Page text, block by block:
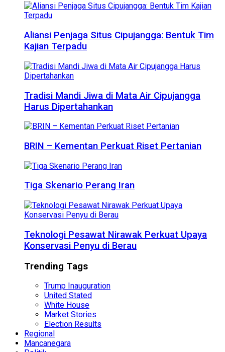
Aliansi Penjaga Situs Cipujangga: Bentuk Tim
Kajian Terpadu
Tradisi Mandi Jiwa di Mata Air Cipujangga
Harus Dipertahankan
BRIN – Kementan Perkuat Riset Pertanian
Tiga Skenario Perang Iran
Teknologi Pesawat Nirawak Perkuat Upaya
Konservasi Penyu di Berau
Trending Tags
Trump Inauguration
United Stated
White House
Market Stories
Election Results
Regional
Mancanegara